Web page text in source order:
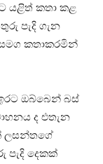
යළිත් කතා කළ
පැදි ගැන
කතාකරමින්
ඔබ්බෙන් බස්
ද එතැන
ලසන්තගේ
දෙකක්